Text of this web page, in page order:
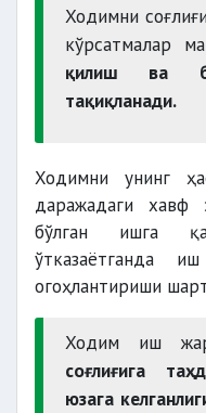
воситалари
шароитларда
Ходимни
кўрсатмалар
қилиш ва
тақиқланади.
Ходимни унинг
даражадаги хавф
бўлган ишга
ўтказаётганда
огоҳлантириши
Ходим иш
соғлиғига
юзага